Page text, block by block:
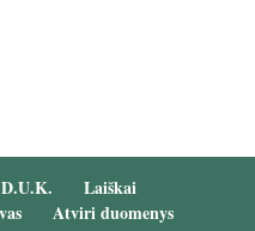
D.U.K.
Laiškai
Atviri duomenys